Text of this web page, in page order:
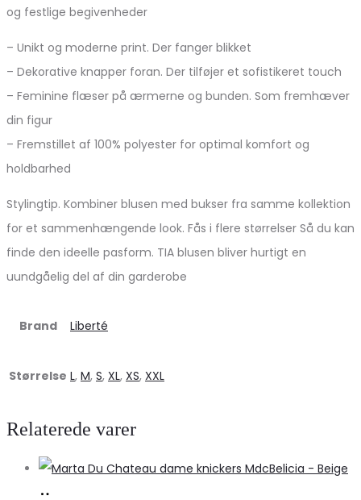
og festlige begivenheder
– Unikt og moderne print. Der fanger blikket
– Dekorative knapper foran. Der tilføjer et sofistikeret touch
– Feminine flæser på ærmerne og bunden. Som fremhæver
din figur
– Fremstillet af 100% polyester for optimal komfort og
holdbarhed
Stylingtip. Kombiner blusen med bukser fra samme kollektion
for et sammenhængende look. Fås i flere størrelser Så du kan
finde den ideelle pasform. TIA blusen bliver hurtigt en
uundgåelig del af din garderobe
Brand Liberté
Størrelse L, M, S, XL, XS, XXL
Relaterede varer